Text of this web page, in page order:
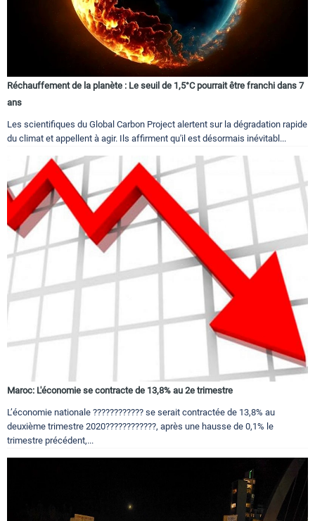
Réchauffement de la planète : Le seuil de 1,5°C pourrait être franchi dans 7
ans
Les scientifiques du Global Carbon Project alertent sur la dégradation rapide
du climat et appellent à agir. Ils affirment qu'il est désormais inévitabl...
Maroc: L'économie se contracte de 13,8% au 2e trimestre
L’économie nationale ???????????? se serait contractée de 13,8% au
deuxième trimestre 2020????????????, après une hausse de 0,1% le
trimestre précédent,...